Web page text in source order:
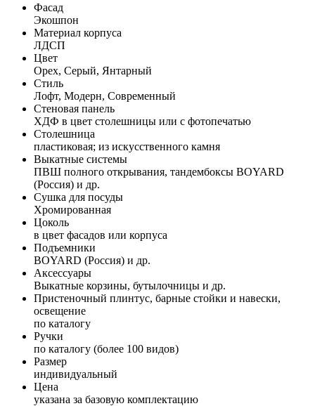
Фасад
Экошпон
Материал корпуса
ЛДСП
Цвет
Орех, Серый, Янтарный
Стиль
Лофт, Модерн, Современный
Стеновая панель
ХДФ в цвет столешницы или с фотопечатью
Столешница
пластиковая; из искусственного камня
Выкатные системы
ПВШ полного открывания, тандембоксы BOYARD
(Россия) и др.
Сушка для посуды
Хромированная
Цоколь
в цвет фасадов или корпуса
Подъемники
BOYARD (Россия) и др.
Аксессуары
Выкатные корзины, бутылочницы и др.
Пристеночный плинтус, барные стойки и навески,
освещение
по каталогу
Ручки
по каталогу (более 100 видов)
Размер
индивидуальный
Цена
указана за базовую комплектацию